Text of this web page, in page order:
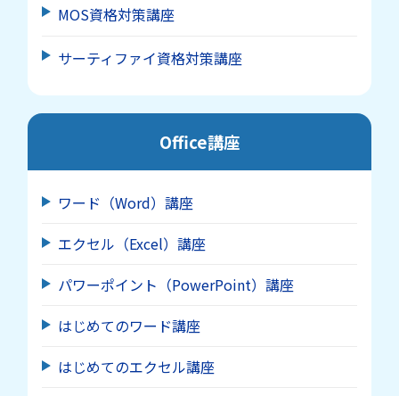
MOS資格対策講座
サーティファイ資格対策講座
Office講座
ワード（Word）講座
エクセル（Excel）講座
パワーポイント（PowerPoint）講座
はじめてのワード講座
はじめてのエクセル講座